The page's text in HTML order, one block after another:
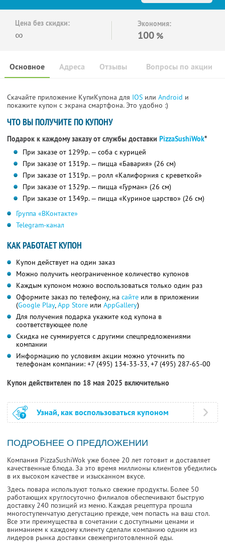
Цена без скидки:
∞
Экономия:
100 %
Основное Отзывы Вопросы по акции
Адреса
Скачайте приложение КупиКупона для IOS или Android и
покажите купон с экрана смартфона. Это удобно :)
ЧТО ВЫ ПОЛУЧИТЕ ПО КУПОНУ
Подарок к каждому заказу от службы доставки PizzaSushiWok*
При заказе от 1299р. — соба с курицей
При заказе от 1319р. — пицца «Бавария» (26 см)
При заказе от 1319р. — ролл «Калифорния с креветкой»
При заказе от 1329р. — пицца «Гурман» (26 см)
При заказе от 1349р. — пицца «Куриное царство» (26 см)
Группа «ВКонтакте»
Telegram-канал
КАК РАБОТАЕТ КУПОН
Купон действует на один заказ
Можно получить неограниченное количество купонов
Каждым купоном можно воспользоваться только один раз
Оформите заказ по телефону, на сайте или в приложении
(Google Play,App Store или AppGallery)
Для получения подарка укажите код купона в
соответствующее поле
Скидка не суммируется с другими спецпредложениями
компании
Информацию по условиям акции можно уточнить по
телефонам компании: +7 (495) 134-33-33, +7 (495) 287-65-00
Купон действителен по 18 мая 2025 включительно
Узнай, как воспользоваться купоном
ПОДРОБНЕЕ О ПРЕДЛОЖЕНИИ
Компания PizzaSushiWok уже более 20 лет готовит и доставляет
качественные блюда. За это время миллионы клиентов убедились
в их высоком качестве и изысканном вкусе.
Здесь повара используют только свежие продукты. Более 50
работающих круглосуточно филиалов обеспечивают быструю
доставку 240 позиций из меню. Каждая рецептура прошла
многоступенчатую дегустацию прежде, чем попасть на ваш стол.
Все эти преимущества в сочетании с доступными ценами и
вниманием к каждому клиенту сделали компанию одним из
лидеров рынка доставки свежеприготовленной еды.